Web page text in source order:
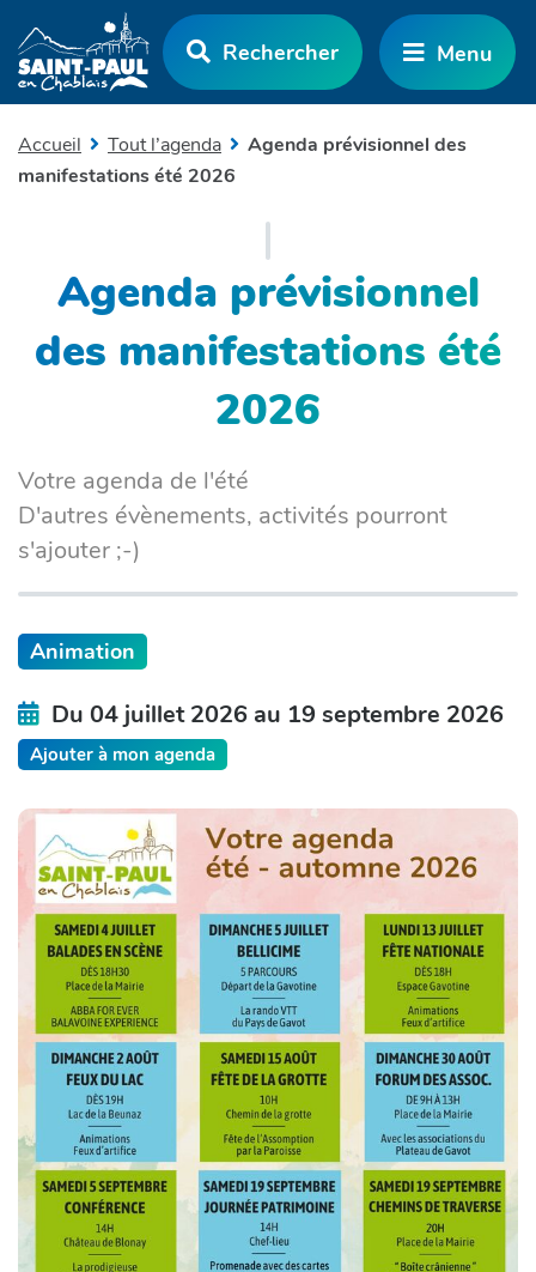
Aller au menu
Aller au contenu
Aller à la recherche
Menu
Rechercher
Accueil Tout l’agenda
Agenda prévisionnel des
manifestations été 2026
Agenda prévisionnel
des manifestations été
2026
Votre agenda de l'été
D'autres évènements, activités pourront
s'ajouter ;-)
Animation
Du 04 juillet 2026 au 19 septembre 2026
Ajouter à mon agenda